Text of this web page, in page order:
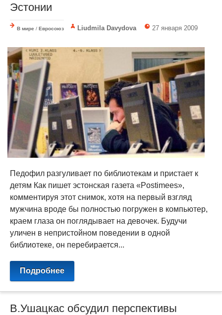
Эстонии
В мире / Евросоюз Liudmila Davydova 27 января 2009
Педофил разгуливает по библиотекам и пристает к
детям Как пишет эстонская газета «Postimees»,
комментируя этот снимок, хотя на первый взгляд
мужчина вроде бы полностью погружен в компьютер,
краем глаза он поглядывает на девочек. Будучи
уличен в непристойном поведении в одной
библиотеке, он перебирается...
Подробнее
В.Ушацкас обсудил перспективы